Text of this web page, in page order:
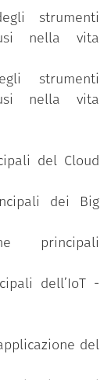
intermedio
per la
competenze
digitali per la
il Badge
personalizzato
ed ha
delle
al livello di
strumenti
nella vita
strumenti
nella vita
del Cloud
dei Big
principali
dell’IoT -
del